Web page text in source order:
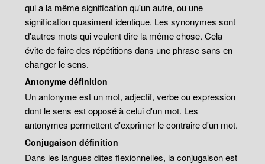
qui a la même signification qu'un autre, ou une
signification quasiment identique. Les synonymes sont
d'autres mots qui veulent dire la même chose. Cela
évite de faire des répétitions dans une phrase sans en
changer le sens.
Antonyme définition
Un antonyme est un mot, adjectif, verbe ou expression
dont le sens est opposé à celui d'un mot. Les
antonymes permettent d'exprimer le contraire d'un mot.
Conjugaison définition
Dans les langues dîtes flexionnelles, la conjugaison est